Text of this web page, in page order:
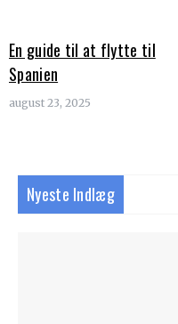
En guide til at flytte til
Spanien
august 23, 2025
Nyeste Indlæg